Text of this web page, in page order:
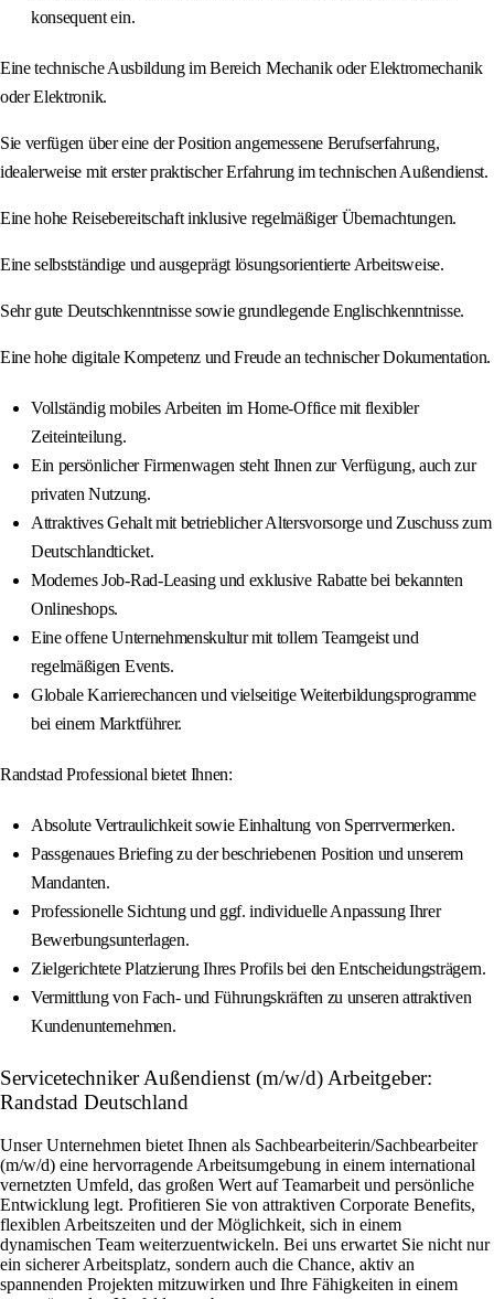
konsequent ein.
Eine technische Ausbildung im Bereich Mechanik oder Elektromechanik
oder Elektronik.
Sie verfügen über eine der Position angemessene Berufserfahrung,
idealerweise mit erster praktischer Erfahrung im technischen Außendienst.
Eine hohe Reisebereitschaft inklusive regelmäßiger Übernachtungen.
Eine selbstständige und ausgeprägt lösungsorientierte Arbeitsweise.
Sehr gute Deutschkenntnisse sowie grundlegende Englischkenntnisse.
Eine hohe digitale Kompetenz und Freude an technischer Dokumentation.
Vollständig mobiles Arbeiten im Home-Office mit flexibler
Zeiteinteilung.
Ein persönlicher Firmenwagen steht Ihnen zur Verfügung, auch zur
privaten Nutzung.
Attraktives Gehalt mit betrieblicher Altersvorsorge und Zuschuss zum
Deutschlandticket.
Modernes Job-Rad-Leasing und exklusive Rabatte bei bekannten
Onlineshops.
Eine offene Unternehmenskultur mit tollem Teamgeist und
regelmäßigen Events.
Globale Karrierechancen und vielseitige Weiterbildungsprogramme
bei einem Marktführer.
Randstad Professional bietet Ihnen:
Absolute Vertraulichkeit sowie Einhaltung von Sperrvermerken.
Passgenaues Briefing zu der beschriebenen Position und unserem
Mandanten.
Professionelle Sichtung und ggf. individuelle Anpassung Ihrer
Bewerbungsunterlagen.
Zielgerichtete Platzierung Ihres Profils bei den Entscheidungsträgern.
Vermittlung von Fach- und Führungskräften zu unseren attraktiven
Kundenunternehmen.
Servicetechniker Außendienst (m/w/d) Arbeitgeber:
Randstad Deutschland
Unser Unternehmen bietet Ihnen als Sachbearbeiterin/Sachbearbeiter
(m/w/d) eine hervorragende Arbeitsumgebung in einem international
vernetzten Umfeld, das großen Wert auf Teamarbeit und persönliche
Entwicklung legt. Profitieren Sie von attraktiven Corporate Benefits,
flexiblen Arbeitszeiten und der Möglichkeit, sich in einem
dynamischen Team weiterzuentwickeln. Bei uns erwartet Sie nicht nur
ein sicherer Arbeitsplatz, sondern auch die Chance, aktiv an
spannenden Projekten mitzuwirken und Ihre Fähigkeiten in einem